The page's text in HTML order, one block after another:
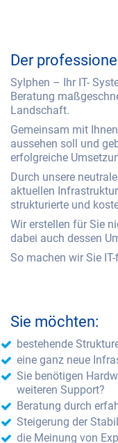
Der
Sylphen – Ihr IT-
Beratung
Landschaft.
Gemeinsam mit
aussehen soll und
erfolgreiche
Durch unsere
aktuellen
strukturierte und
Wir erstellen für Sie
dabei auch dessen
So machen wir Sie
Sie möchten:
bestehende
eine ganz neue
Sie benötigen
weiteren Support?
Beratung durch
Steigerung der
die Meinung von